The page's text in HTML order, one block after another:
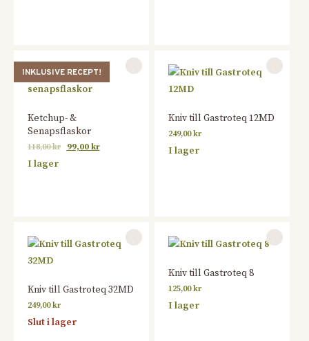
INKLUSIVE RECEPT!
Ketchup- &
Senapsflaskor
118,00kr 99,00 kr
I lager
Kniv till Gastroteq 12MD
249,00kr
I lager
Kniv till Gastroteq 32MD
249,00kr
Slut i lager
Kniv till Gastroteq 8
125,00kr
I lager